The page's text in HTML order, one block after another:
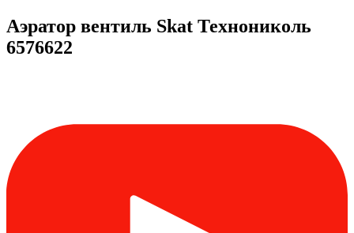
Аэратор вентиль Skat Технониколь
6576622